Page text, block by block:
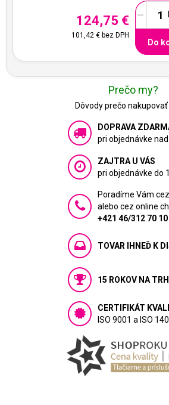
124,75 €
101,42 €bez DPH
-
Do
Prečo my?
Dôvody prečo nakupovať
DOPRAVA
pri objednávke
ZAJTRA U VÁS
pri objednávke do
Poradíme Vám
alebo cez online
+421 46/312 70 10
TOVAR IHNEĎ K
15 ROKOV NA
CERTIFIKÁT
ISO 9001 a ISO